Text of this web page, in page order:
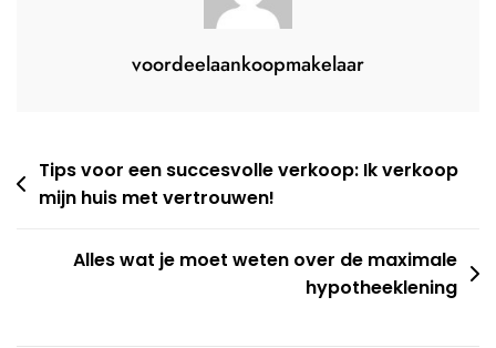
voordeelaankoopmakelaar
Berichtnavigatie
Tips voor een succesvolle verkoop: Ik verkoop
mijn huis met vertrouwen!
Alles wat je moet weten over de maximale
hypotheeklening